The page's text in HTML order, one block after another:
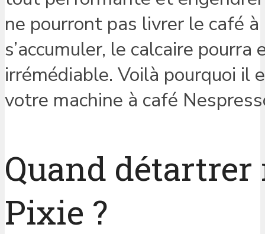
ne pourront pas livrer le café
s’accumuler, le calcaire
irrémédiable. Voilà pourquoi il
votre machine à café
Quand détartrer
Pixie ?